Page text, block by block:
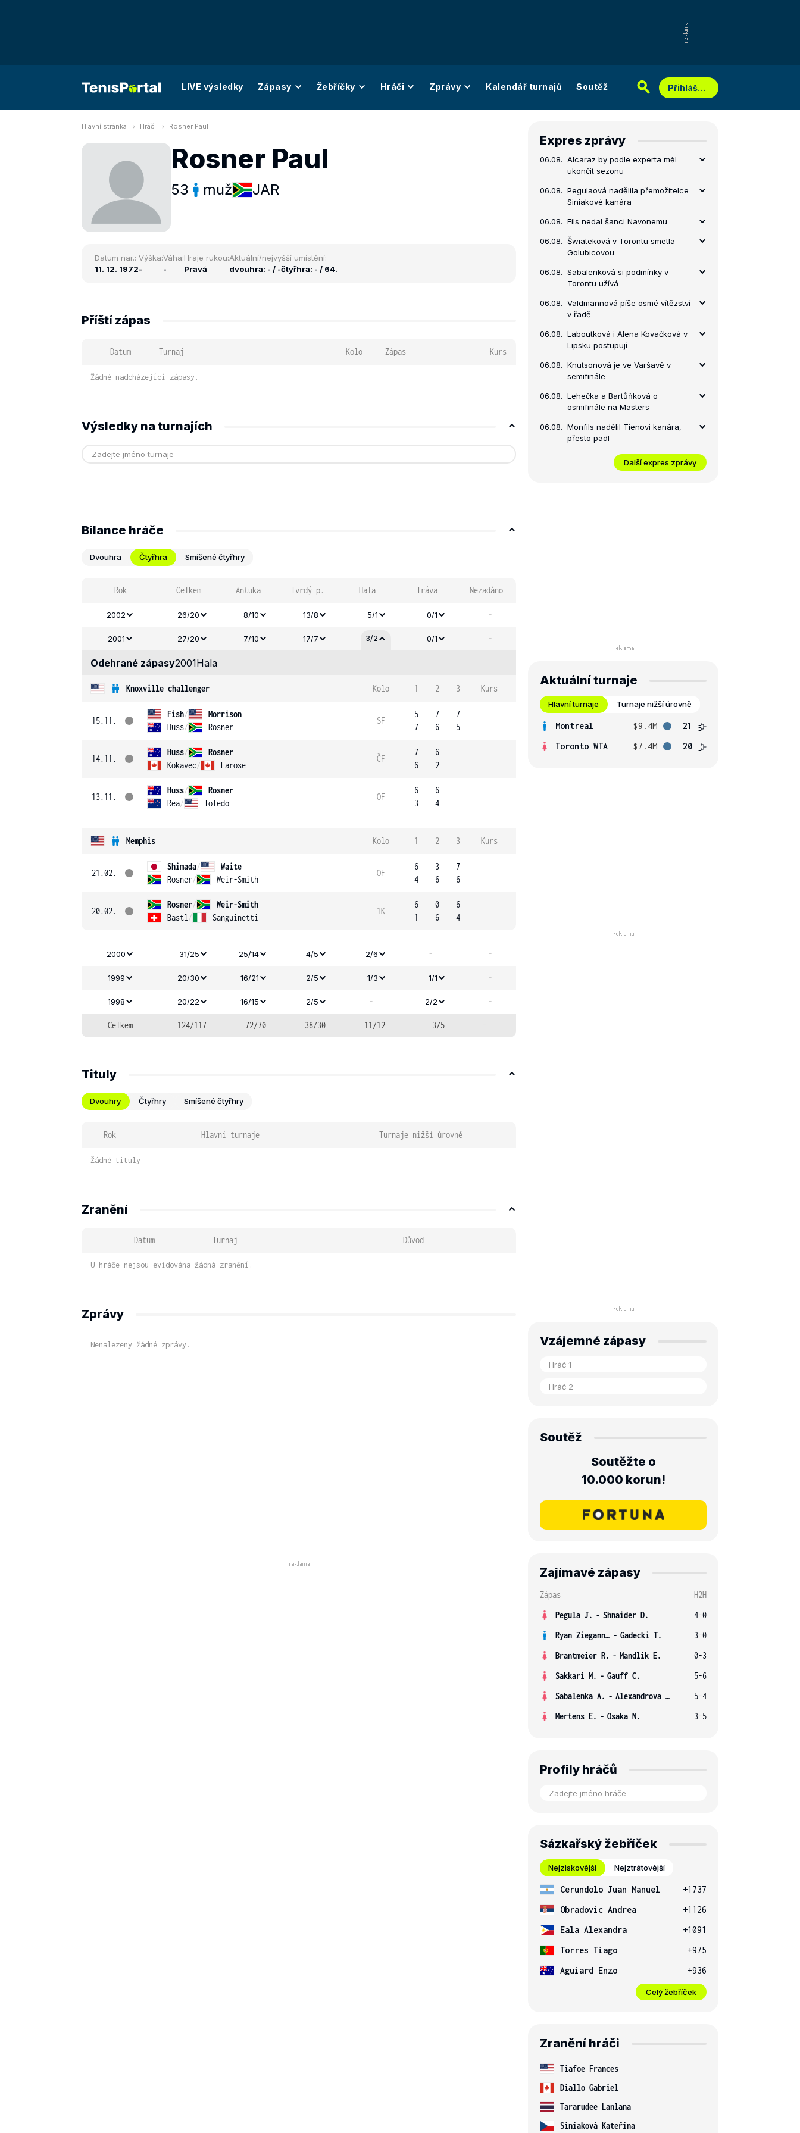
LIVE výsledky Zápasy Žebříčky Hráči Zprávy Kalendář turnajů Soutěž Přihlášení
Hlavní stránka Hráči Rosner Paul
Rosner Paul
53 muž JAR
Datum nar.:
11. 12. 1972
Výška:
-
Váha:
-
Hraje rukou:
Pravá
Aktuální/nejvyšší umístění:
dvouhra: - / -čtyřhra: - / 64.
Příští zápas
Datum Turnaj Kolo Zápas Kurs
Žádné nadcházející zápasy.
Výsledky na turnajích
Bilance hráče
Dvouhra Čtyřhra Smíšené čtyřhry
Rok Celkem Antuka Tvrdý p. Hala Tráva Nezadáno
2002 26/20 8/10 13/8 5/1 0/1 -
2001 27/20 7/10 17/7 3/2 0/1 -
Odehrané zápasy2001Hala
Knoxville challenger Kolo 1 2 3 Kurs
15.11.
Fish/
Morrison
Huss/ Rosner
SF
5
7
7
6
7
5
14.11.
Huss/
Rosner
Kokavec/ Larose
ČF
7
6
6
2
13.11.
Huss/
Rosner
Rea/ Toledo
OF
6
3
6
4
Memphis Kolo 1 2 3 Kurs
21.02.
Shimada/
Waite
Rosner/ Weir-Smith
OF
6
4
3
6
7
6
20.02.
Rosner/
Weir-Smith
Bastl / Sanguinetti
1K
6
1
0
6
6
4
2000 31/25 25/14 4/5 2/6 - -
1999 20/30 16/21 2/5 1/3 1/1 -
1998 20/22 16/15 2/5 - 2/2 -
Celkem 124/117 72/70 38/30 11/12 3/5 -
Tituly
Dvouhry Čtyřhry Smíšené čtyřhry
Rok Hlavní turnaje Turnaje nižší úrovně
Žádné tituly
Zranění
Datum Turnaj Důvod
U hráče nejsou evidována žádná zranění.
Zprávy
Nenalezeny žádné zprávy.
Expres zprávy
06.08. Alcaraz by podle experta měl
ukončit sezonu
06.08. Pegulaová nadělila přemožitelce
Siniakové kanára
06.08. Fils nedal šanci Navonemu
06.08. Šwiateková v Torontu smetla
Golubicovou
06.08. Sabalenková si podmínky v
Torontu užívá
06.08. Valdmannová píše osmé vítězství
v řadě
06.08. Laboutková i Alena Kovačková v
Lipsku postupují
06.08. Knutsonová je ve Varšavě v
semifinále
06.08. Lehečka a Bartůňková o
osmifinále na Masters
06.08. Monfils nadělil Tienovi kanára,
přesto padl
Další expres zprávy
Aktuální turnaje
Hlavní turnaje Turnaje nižší úrovně
Montreal $9.4M
21
Toronto WTA
$7.4M 20
Vzájemné zápasy
Soutěž
Soutěžte o
10.000 korun!
Zajímavé zápasy
Zápas
H2H
Pegula J. - Shnaider D.
4-0
Ryan Ziegann S. - Gadecki T.
3-0
Brantmeier R. - Mandlik E.
0-3
Sakkari M. - Gauff C.
5-6
Sabalenka A. - Alexandrova E.
5-4
Mertens E. - Osaka N. 3-5
Profily hráčů
Sázkařský žebříček
Nejziskovější Nejztrátovější
Cerundolo Juan Manuel
+1737
Obradovic Andrea
+1126
Eala Alexandra
+1091
Torres Tiago
+975
Aguiard Enzo
+936
Celý žebříček
Zranění hráči
Tiafoe Frances
Diallo Gabriel
Tararudee Lanlana
Siniaková Kateřina